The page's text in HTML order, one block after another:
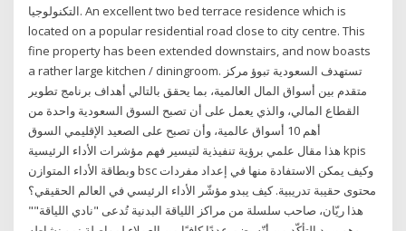
التكنولوجيا. An excellent two bed terrace residence which is
located on a popular residential road close to city centre. This
fine property has been extended downstairs, and now boasts
a rather large kitchen / diningroom. تستهدف السعودية تبوؤ مركز
متقدم بين أسواق المال العالمية، بما يحقق بالتالي أهداف برنامج تطوير
القطاع المالي، والذي يعمل على أن تصبح السوق السعودية واحدة من
أهم 10 أسواق عالمية، وأن تصبح على الصعيد الإقليمي السوق
هذا مقال علمي برؤية تنفيذية لتيسير فهم مؤشرات الأداء الرئيسية kpis
وبطاقة الأداء المتوازن bsc وكيف يمكن الاستفادة منها في إعداد مفردات
محتوى حقيبة تدريبية. كيف يبدو مؤشّر الأداء الرئيسي في العالم الحقيقي؟
هذا ريّان، صاحب سلسلة من مراكز اللياقة البدنية تُدعى "نادي اللياقة""